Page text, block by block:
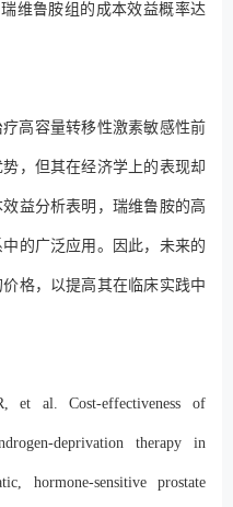
维鲁胺组的成本效益概率达
高容量转移性激素敏感性前
，但其在经济学上的表现却
益分析表明，瑞维鲁胺的高
的广泛应用。因此，未来的
格，以提高其在临床实践中
al. Cost-effectiveness of
deprivation therapy in
hormone-sensitive prostate